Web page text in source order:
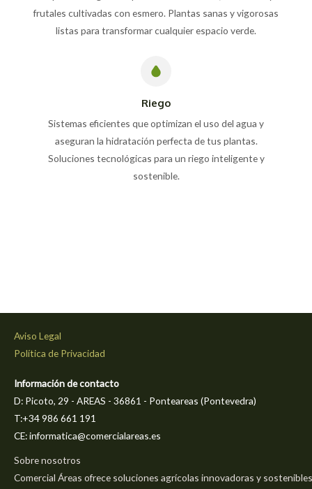
frutales cultivadas con esmero. Plantas sanas y vigorosas
listas para transformar cualquier espacio verde.
Riego
Sistemas eficientes que optimizan el uso del agua y
aseguran la hidratación perfecta de tus plantas.
Soluciones tecnológicas para un riego inteligente y
sostenible.
Aviso Legal
Política de Privacidad
Información de contacto
D: Picoto, 29 - AREAS - 36861 - Ponteareas (Pontevedra)
T:+34 986 661 191
CE: informatica@comercialareas.es
Sobre nosotros
Comercial Áreas ofrece soluciones agrícolas innovadoras y sostenibles